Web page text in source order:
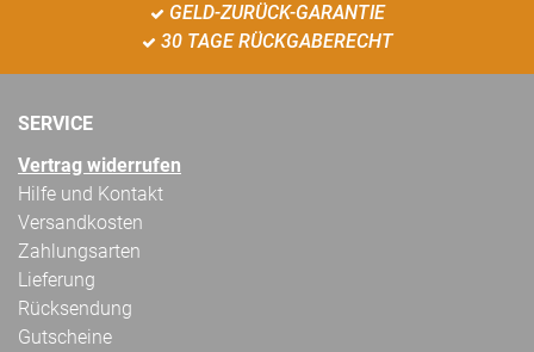
GELD-ZURÜCK-GARANTIE
30 TAGE RÜCKGABERECHT
SERVICE
Vertrag widerrufen
Hilfe und Kontakt
Versandkosten
Zahlungsarten
Lieferung
Rücksendung
Gutscheine